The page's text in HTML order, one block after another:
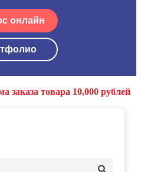
онлайн
заказа товара 10,000 рублей